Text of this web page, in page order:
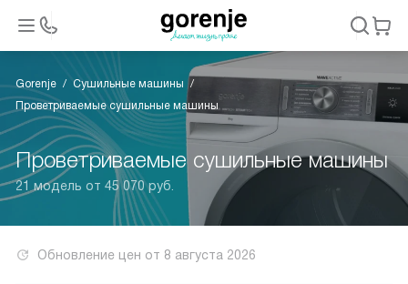
Gorenje
Сушильные машины
Проветриваемые сушильные машины
Проветриваемые сушильные машины
21 модель от 45 070 руб.
Обновление цен от 8 августа 2026